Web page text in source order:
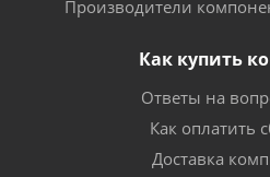
Производители
Как купить
Ответы на
Как оплатить
Доставка